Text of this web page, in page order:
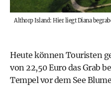
Althorp Island: Hier liegt Diana
Heute können Touristen
von 22,50 Euro das Grab
Tempel vor dem See